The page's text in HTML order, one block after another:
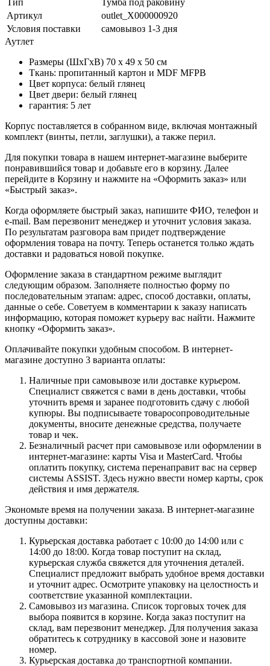
Артикул
outlet_X000000920
Условия поставки
самовывоз 1-3 дня
Аутлет
Размеры (ШхГхВ) 70 х 49 х 50 см
Ткань: пропитанный картон и MDF MFPB
Цвет корпуса: белый глянец
Цвет двери: белый глянец
гарантия: 5 лет
Корпус поставляется в собранном виде, включая монтажный
комплект (винты, петли, заглушки), а также перил.
Для покупки товара в нашем интернет-магазине выберите
понравившийся товар и добавьте его в корзину. Далее
перейдите в Корзину и нажмите на «Оформить заказ» или
«Быстрый заказ».
Когда оформляете быстрый заказ, напишите ФИО, телефон и
e-mail. Вам перезвонит менеджер и уточнит условия заказа.
По результатам разговора вам придет подтверждение
оформления товара на почту. Теперь останется только ждать
доставки и радоваться новой покупке.
Оформление заказа в стандартном режиме выглядит
следующим образом. Заполняете полностью форму по
последовательным этапам: адрес, способ доставки, оплаты,
данные о себе. Советуем в комментарии к заказу написать
информацию, которая поможет курьеру вас найти. Нажмите
кнопку «Оформить заказ».
Оплачивайте покупки удобным способом. В интернет-
магазине доступно 3 варианта оплаты:
Наличные при самовывозе или доставке курьером.
Специалист свяжется с вами в день доставки, чтобы
уточнить время и заранее подготовить сдачу с любой
купюры. Вы подписываете товаросопроводительные
документы, вносите денежные средства, получаете
товар и чек.
Безналичный расчет при самовывозе или оформлении в
интернет-магазине: карты Visa и MasterCard. Чтобы
оплатить покупку, система перенаправит вас на сервер
системы ASSIST. Здесь нужно ввести номер карты, срок
действия и имя держателя.
Экономьте время на получении заказа. В интернет-магазине
доступны доставки:
Курьерская доставка работает с 10:00 до 14:00 или с
14:00 до 18:00. Когда товар поступит на склад,
курьерская служба свяжется для уточнения деталей.
Специалист предложит выбрать удобное время доставки
и уточнит адрес. Осмотрите упаковку на целостность и
соответствие указанной комплектации.
Самовывоз из магазина. Список торговых точек для
выбора появится в корзине. Когда заказ поступит на
склад, вам перезвонит менеджер. Для получения заказа
обратитесь к сотруднику в кассовой зоне и назовите
номер.
Курьерская доставка до транспортной компании.